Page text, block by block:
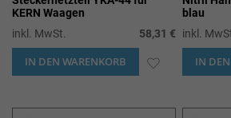
KERN Waagen
inkl. MwSt.
58,31 €
IN DEN WARENKORB ZUR
blau
inkl.
IN